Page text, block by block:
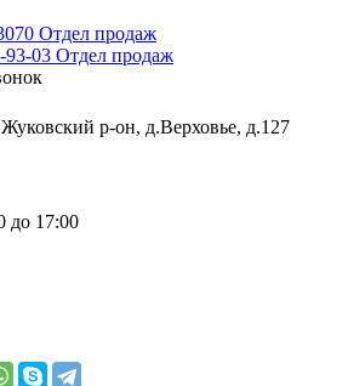
Отдел продаж
93-03 Отдел продаж
р-он, д.Верховье, д.127
до 17:00